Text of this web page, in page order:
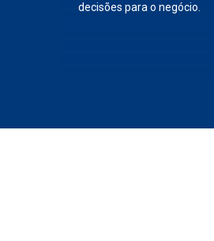
decisões para o negócio.